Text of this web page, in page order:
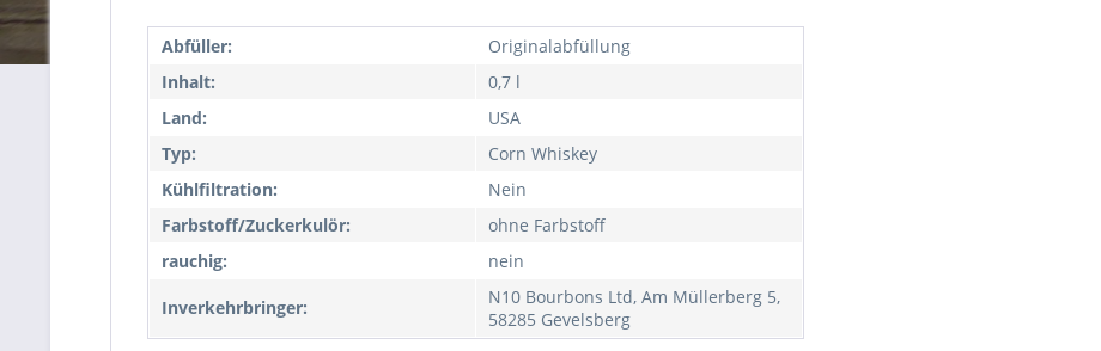
Abfüller:
Originalabfüllung
Inhalt:
0,7 l
Land:
USA
Typ:
Corn Whiskey
Kühlfiltration:
Nein
Farbstoff/Zuckerkulör:
ohne Farbstoff
rauchig:
nein
Inverkehrbringer:
N10 Bourbons Ltd, Am Müllerberg 5,
58285 Gevelsberg